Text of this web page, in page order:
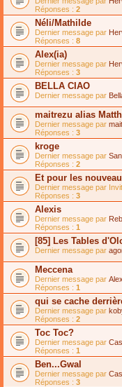
Réponses : 2
Néli/Mathilde
Dernier message par
Réponses : 8
Alex(ia)
Dernier message par
Réponses : 3
BELLA CIAO
Dernier message par
maitrezu alias
Dernier message par
Réponses : 3
kroge
Dernier message par
Réponses : 2
Et pour les
Dernier message par
Réponses : 3
Alexis
Dernier message par
Réponses : 1
[85] Les Tables
Dernier message par
Meccena
Dernier message par
Réponses : 1
qui se cache
Dernier message par
Réponses : 2
Toc Toc?
Dernier message par
Réponses : 1
Ben...Gwal
Dernier message par
Réponses : 3